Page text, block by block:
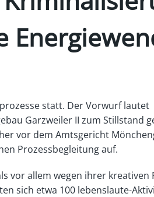
statt. Der Vorwurf lautet
Garzweiler II zum Stillstand
vor dem Amtsgericht
Prozessbegleitung auf.
vor allem wegen ihrer kreativen
sich etwa 100 lebenslaute-